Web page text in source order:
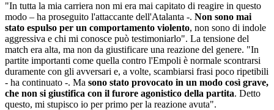
"In tutta la mia carriera non mi era mai capitato di reagire in questo
modo – ha proseguito l'attaccante dell'Atalanta -. Non sono mai
stato espulso per un comportamento violento, non sono di indole
aggressiva e chi mi conosce può testimoniarlo". La tensione del
match era alta, ma non da giustificare una reazione del genere. "In
partite importanti come quella contro l'Empoli è normale scontrarsi
duramente con gli avversari e, a volte, scambiarsi frasi poco ripetibili
- ha continuato -. Ma sono stato provocato in un modo così grave,
che non si giustifica con il furore agonistico della partita. Detto
questo, mi stupisco io per primo per la reazione avuta".